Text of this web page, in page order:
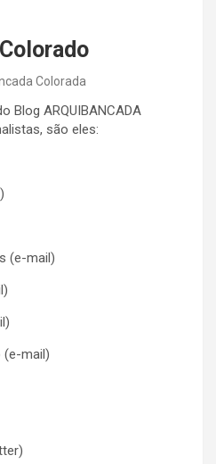
Colorada
Blog ARQUIBANCADA
são eles:
(e-mail)
(e-mail)